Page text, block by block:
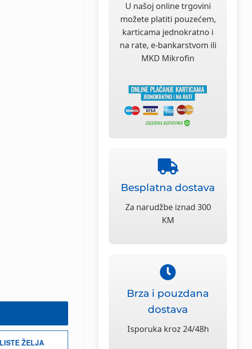
U našoj online trgovini
možete platiti pouzećem,
karticama jednokratno i
na rate, e-bankarstvom ili
MKD Mikrofin
Besplatna dostava
Za narudžbe iznad 300
KM
Brza i pouzdana
dostava
Isporuka kroz 24/48h
ŽELJA